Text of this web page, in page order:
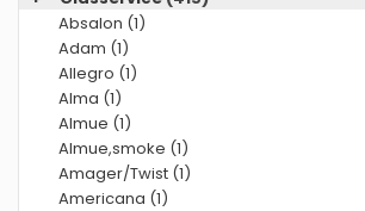
Absalon (1)
Adam (1)
Allegro (1)
Alma (1)
Almue (1)
Almue,smoke (1)
Amager/Twist (1)
Americana (1)